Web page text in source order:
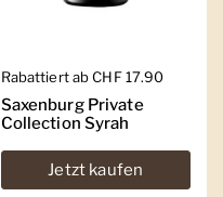
Regulärer Preis
Rabattiert ab CHF 17.90
Saxenburg Private
Collection Syrah
Jetzt kaufen